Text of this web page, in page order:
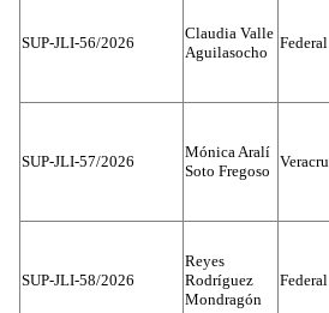
SUP-JLI-56/2026
Claudia Valle
Aguilasocho
Federal
SUP-JLI-57/2026
Mónica Aralí
Soto Fregoso
SUP-JLI-58/2026
Reyes
Rodríguez
Mondragón
Federal